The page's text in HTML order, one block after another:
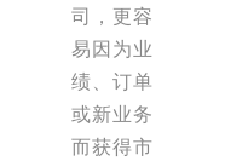
司，更容
易因为业
绩、订单
或新业务
而获得市